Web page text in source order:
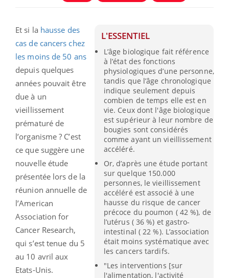
L'ESSENTIEL
L’âge biologique fait référence
à l’état des fonctions
physiologiques d’une personne,
tandis que l’âge chronologique
indique seulement depuis
combien de temps elle est en
vie. Ceux dont l'âge biologique
est supérieur à leur nombre de
bougies sont considérés
comme ayant un vieillissement
accéléré.
Or, d’après une étude portant
sur quelque 150.000
personnes, le vieillissement
accéléré est associé à une
hausse du risque de cancer
précoce du poumon ( 42 %), de
l’utérus ( 36 %) et gastro-
intestinal ( 22 %). L’association
était moins systématique avec
les cancers tardifs.
"Les interventions [sur
l'alimentation, l'activité
Et si la hausse des
cas de cancers chez
les moins de 50 ans
depuis quelques
années pouvait être
due à un
vieillissement
prématuré de
l’organisme ? C’est
ce que suggère une
nouvelle étude
présentée lors de la
réunion annuelle de
l’American
Association for
Cancer Research,
qui s’est tenue du 5
au 10 avril aux
Etats-Unis.